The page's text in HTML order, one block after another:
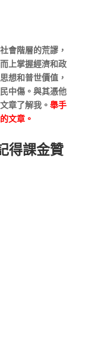
會階層的荒謬，
上掌握經濟和政
想和普世價值，
中傷。與其憑他
章了解我。 舉手
文章。
得課金贊